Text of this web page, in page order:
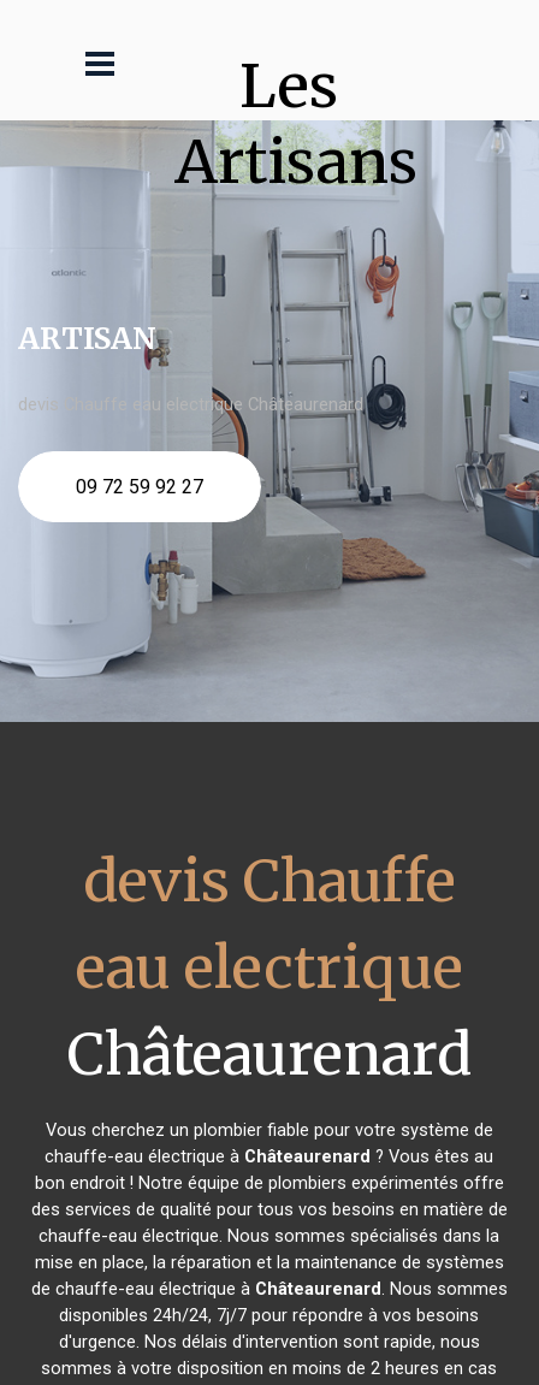
Les
Artisans
ARTISAN
devis Chauffe eau electrique Châteaurenard
09 72 59 92 27
devis Chauffe
eau electrique
Châteaurenard
Vous cherchez un plombier fiable pour votre système de
chauffe-eau électrique à Châteaurenard ? Vous êtes au
bon endroit ! Notre équipe de plombiers expérimentés offre
des services de qualité pour tous vos besoins en matière de
chauffe-eau électrique. Nous sommes spécialisés dans la
mise en place, la réparation et la maintenance de systèmes
de chauffe-eau électrique à Châteaurenard. Nous sommes
disponibles 24h/24, 7j/7 pour répondre à vos besoins
d'urgence. Nos délais d'intervention sont rapide, nous
sommes à votre disposition en moins de 2 heures en cas